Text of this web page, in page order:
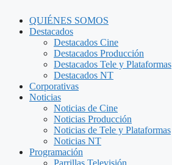
QUIÉNES SOMOS
Destacados
Destacados Cine
Destacados Producción
Destacados Tele y Plataformas
Destacados NT
Corporativas
Noticias
Noticias de Cine
Noticias Producción
Noticias de Tele y Plataformas
Noticias NT
Programación